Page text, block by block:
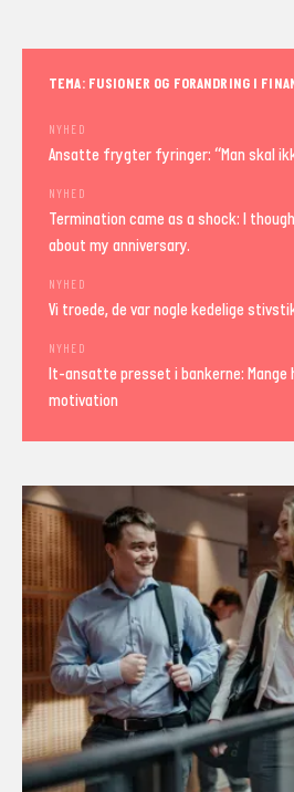
TEMA: FUSIONER OG FORANDRING I
NYHED
Ansatte frygter fyringer: “Man skal
NYHED
Termination came as a shock: I
about my anniversary.
NYHED
Vi troede, de var nogle kedelige
NYHED
It-ansatte presset i bankerne:
motivation